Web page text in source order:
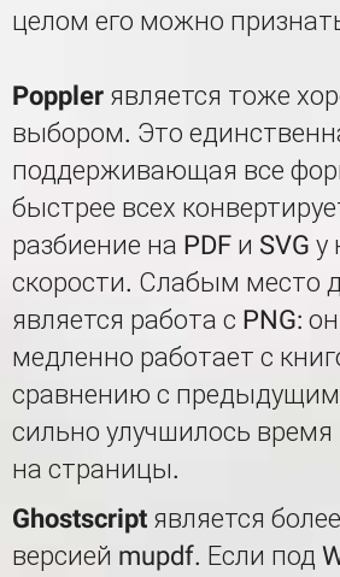
целом его можно
Poppler является тоже
выбором. Это
поддерживающая все
быстрее всех
разбиение на PDF и SVG у
скорости. Слабым место
является работа с PNG:
медленно работает с
сравнению с
сильно улучшилось время
на страницы.
Ghostscript является
версией mupdf. Если под